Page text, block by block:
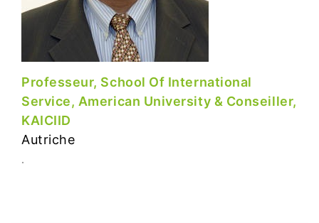
Professeur, School Of International
Service, American University & Conseiller,
KAICIID
Autriche
.